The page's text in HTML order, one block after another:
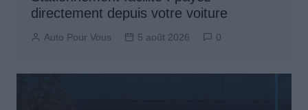
directement depuis votre voiture
Auto Pour Vous 5 août 2026 0